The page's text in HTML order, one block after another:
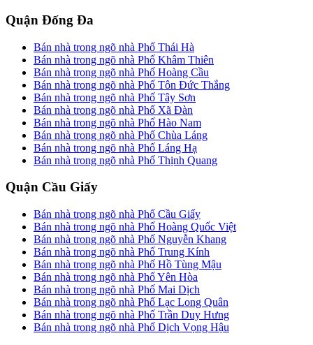
Quận Đống Đa
Bán nhà trong ngõ nhà Phố Thái Hà
Bán nhà trong ngõ nhà Phố Khâm Thiên
Bán nhà trong ngõ nhà Phố Hoàng Cầu
Bán nhà trong ngõ nhà Phố Tôn Đức Thắng
Bán nhà trong ngõ nhà Phố Tây Sơn
Bán nhà trong ngõ nhà Phố Xã Đàn
Bán nhà trong ngõ nhà Phố Hào Nam
Bán nhà trong ngõ nhà Phố Chùa Láng
Bán nhà trong ngõ nhà Phố Láng Hạ
Bán nhà trong ngõ nhà Phố Thịnh Quang
Quận Cầu Giấy
Bán nhà trong ngõ nhà Phố Cầu Giấy
Bán nhà trong ngõ nhà Phố Hoàng Quốc Việt
Bán nhà trong ngõ nhà Phố Nguyễn Khang
Bán nhà trong ngõ nhà Phố Trung Kính
Bán nhà trong ngõ nhà Phố Hồ Tùng Mậu
Bán nhà trong ngõ nhà Phố Yên Hòa
Bán nhà trong ngõ nhà Phố Mai Dịch
Bán nhà trong ngõ nhà Phố Lạc Long Quân
Bán nhà trong ngõ nhà Phố Trần Duy Hưng
Bán nhà trong ngõ nhà Phố Dịch Vọng Hậu